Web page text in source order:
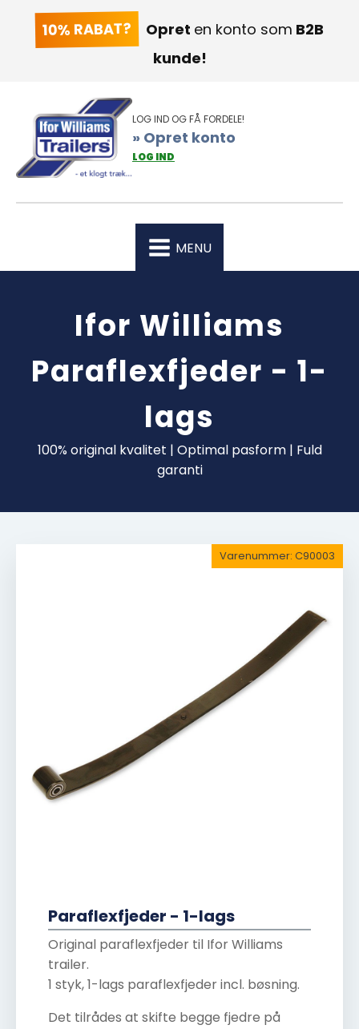
10% RABAT? Opret en konto som B2B
kunde!
LOG IND OG FÅ FORDELE!
» Opret konto
LOG IND
MENU
Ifor Williams
Paraflexfjeder - 1-
lags
100% original kvalitet | Optimal pasform | Fuld
garanti
Paraflexfjeder - 1-lags
Original paraflexfjeder til Ifor Williams
trailer.
1 styk, 1-lags paraflexfjeder incl. bøsning.
Det tilrådes at skifte begge fjedre på
Varenummer: C90003